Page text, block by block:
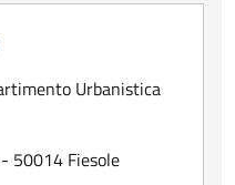
Urbanistica
50014 Fiesole